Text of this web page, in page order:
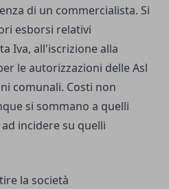
di un commercialista. Si
esborsi relativi
Iva, all'iscrizione alla
le autorizzazioni delle Asl
comunali. Costi non
si sommano a quelli
incidere su quelli
la società